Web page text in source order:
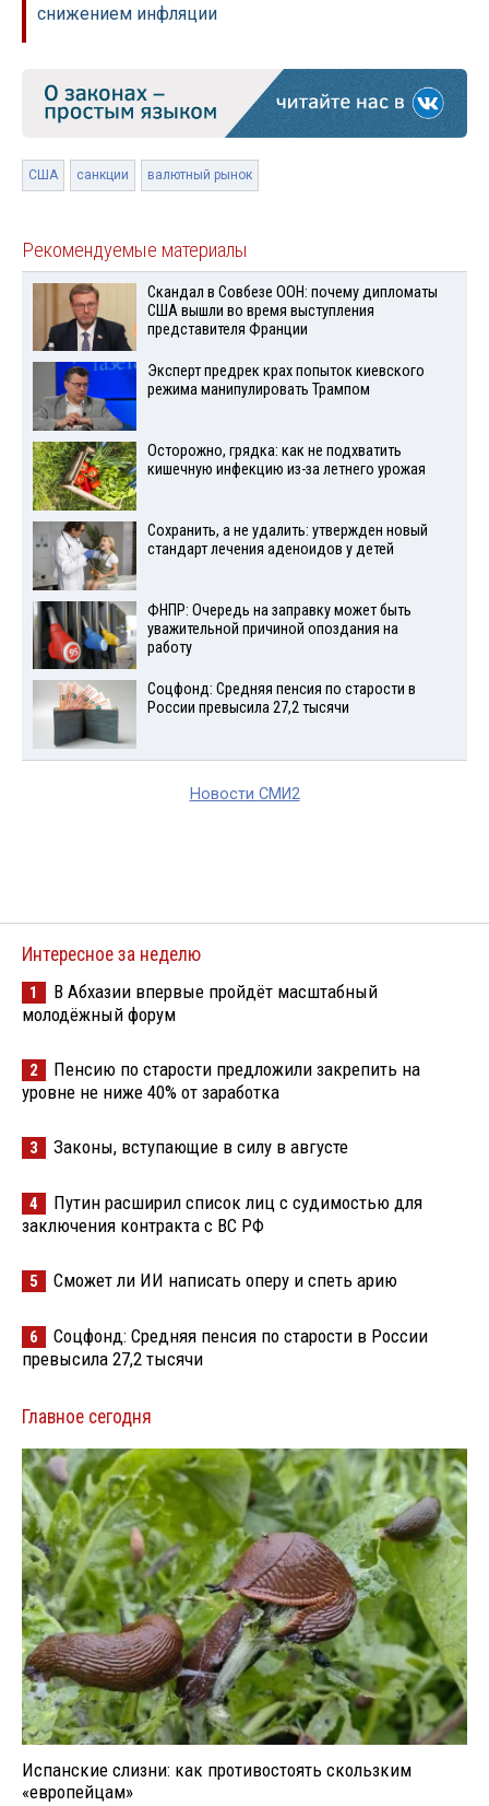
снижением инфляции
США санкции валютный рынок
Рекомендуемые материалы
Скандал в Совбезе ООН: почему дипломаты
США вышли во время выступления
представителя Франции
Эксперт предрек крах попыток киевского
режима манипулировать Трампом
Осторожно, грядка: как не подхватить
кишечную инфекцию из-за летнего урожая
Сохранить, а не удалить: утвержден новый
стандарт лечения аденоидов у детей
ФНПР: Очередь на заправку может быть
уважительной причиной опоздания на
работу
Соцфонд: Средняя пенсия по старости в
России превысила 27,2 тысячи
Новости СМИ2
Интересное за неделю
1
В Абхазии впервые пройдёт масштабный
молодёжный форум
2
Пенсию по старости предложили закрепить на
уровне не ниже 40% от заработка
3 Законы, вступающие в силу в августе
4
Путин расширил список лиц с судимостью для
заключения контракта с ВС РФ
5 Сможет ли ИИ написать оперу и спеть арию
6
Соцфонд: Средняя пенсия по старости в России
превысила 27,2 тысячи
Главное сегодня
Испанские слизни: как противостоять скользким
«европейцам»